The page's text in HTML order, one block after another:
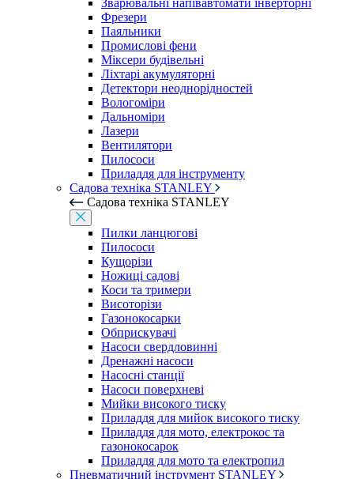
Зварювальні напівавтомати інверторні
Фрезери
Паяльники
Промислові фени
Міксери будівельні
Ліхтарі акумуляторні
Детектори неоднорідностей
Вологоміри
Дальноміри
Лазери
Вентилятори
Пилососи
Приладдя для інструменту
Садова техніка STANLEY
Садова техніка STANLEY
Пилки ланцюгові
Пилососи
Кущорізи
Ножиці садові
Коси та тримери
Висоторізи
Газонокосарки
Обприскувачі
Насоси свердловинні
Дренажні насоси
Насосні станції
Насоси поверхневі
Мийки високого тиску
Приладдя для мийок високого тиску
Приладдя для мото, електрокос та
газонокосарок
Приладдя для мото та електропил
Пневматичний інструмент STANLEY